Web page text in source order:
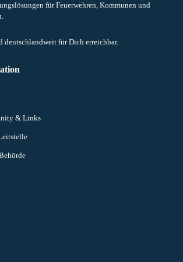
für Feuerwehren, Kommunen und
deutschlandweit für Dich erreichbar.
& Links